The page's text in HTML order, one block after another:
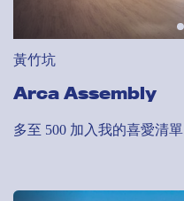
黃竹坑
Arca Assembly
多至 500 加入我的喜愛清單